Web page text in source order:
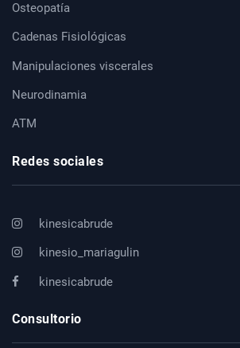
Osteopatía
Cadenas Fisiológicas
Manipulaciones viscerales
Neurodinamia
ATM
Redes sociales
kinesicabrude
kinesio_mariagulin
kinesicabrude
Consultorio